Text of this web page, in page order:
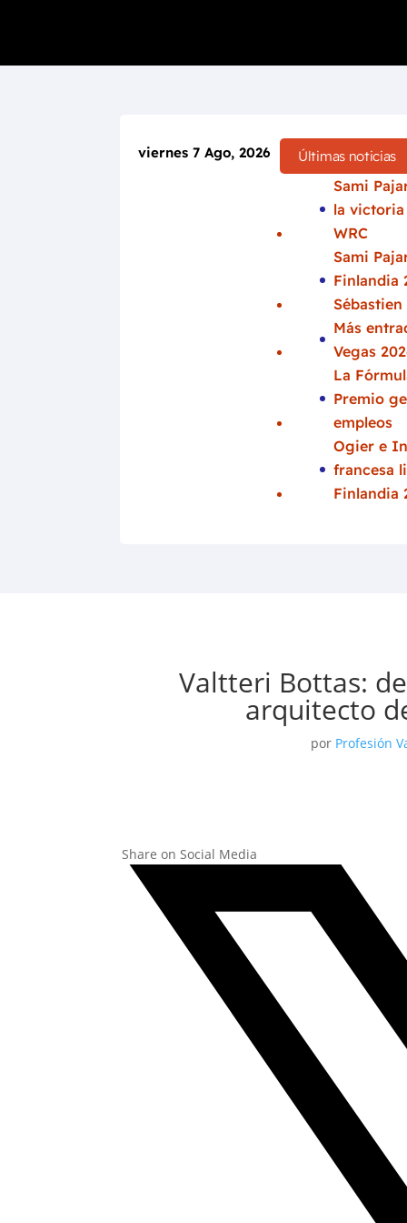
viernes 7 Ago, 2026 Últimas noticias
Sami
la victoria
WRC
Sami
Finlandia
Más
Vegas
La
Premio
empleos
Ogier e
francesa
Finlandia
Valtteri Bottas:
arquitecto
por Profesión
Share on Social Media